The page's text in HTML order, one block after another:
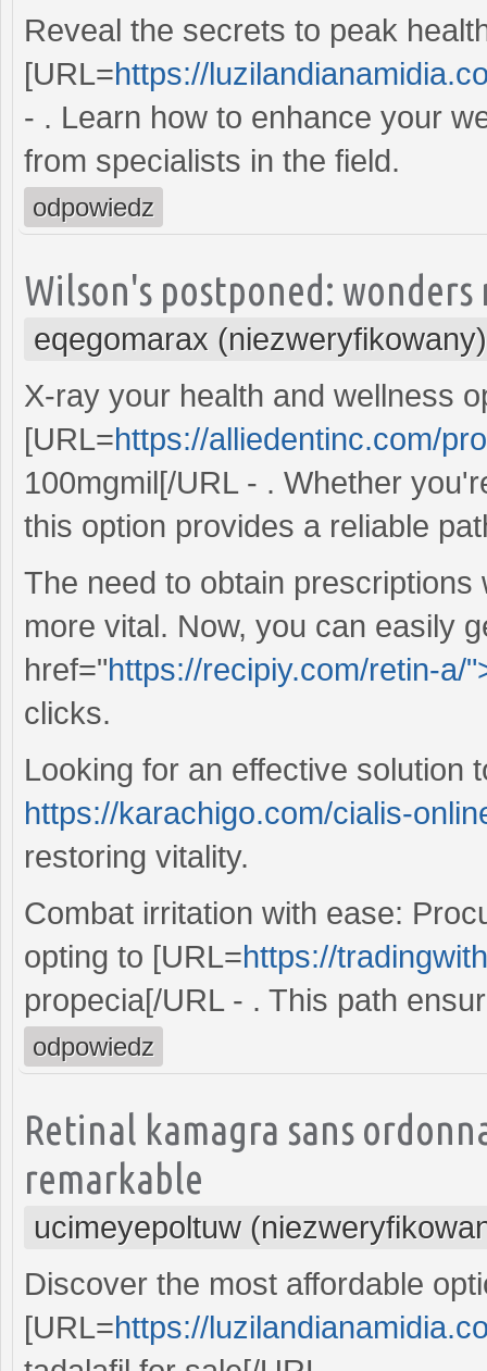
Reveal the secrets to peak
[URL=https://
- . Learn how to enhance your
from specialists in the field.
odpowiedz
Wilson's postponed:
eqegomarax (niezweryfikowany)
X-ray your health and wellness
[URL=https://alliedentinc.com/
100mgmil[/URL - . Whether
this option provides a reliable
The need to obtain
more vital. Now, you can easily
href="https://recipiy.com/retin-a/
clicks.
Looking for an effective solution
https://karachigo.com/cialis-
restoring vitality.
Combat irritation with ease:
opting to [URL=https://
propecia[/URL - . This path
odpowiedz
Retinal kamagra sans
remarkable
ucimeyepoltuw
Discover the most affordable
[URL=https://